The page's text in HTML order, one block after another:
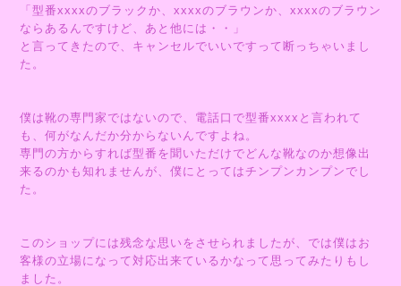
「型番xxxxのブラックか、xxxxのブラウンか、xxxxのブラウン
ならあるんですけど、あと他には・・」
と言ってきたので、キャンセルでいいですって断っちゃいまし
た。
僕は靴の専門家ではないので、電話口で型番xxxxと言われて
も、何がなんだか分からないんですよね。
専門の方からすれば型番を聞いただけでどんな靴なのか想像出
来るのかも知れませんが、僕にとってはチンプンカンプンでし
た。
このショップには残念な思いをさせられましたが、では僕はお
客様の立場になって対応出来ているかなって思ってみたりもし
ました。